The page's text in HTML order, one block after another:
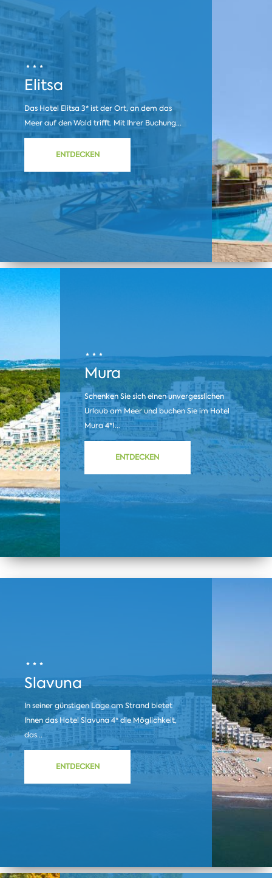
Elitsa
Das Hotel Elitsa 3* ist der Ort, an dem das
Meer auf den Wald trifft. Mit Ihrer Buchung...
ENTDECKEN
Mura
Schenken Sie sich einen unvergesslichen
Urlaub am Meer und buchen Sie im Hotel
Mura 4*!...
ENTDECKEN
Slavuna
In seiner günstigen Lage am Strand bietet
Ihnen das Hotel Slavuna 4* die Möglichkeit,
das...
ENTDECKEN